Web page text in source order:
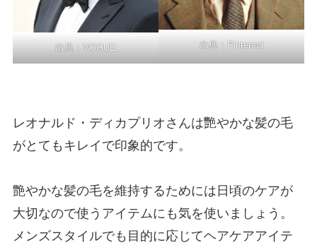
出典： VOGUE 出典： Pinterest
レオナルド・ディカプリオさんは艷やかな髪の毛
がとてもキレイで印象的です。
艶やかな髪の毛を維持するためには日頃のケアが
大切なので使うアイテムにも気を使いましょう。
メンズスタイルでも目的に応じてヘアケアアイテ